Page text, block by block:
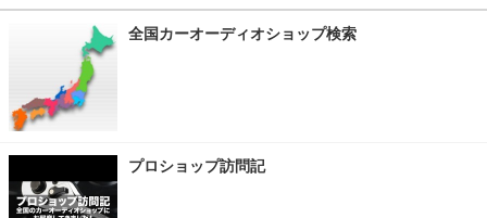
全国カーオーディオショップ検索
プロショップ訪問記